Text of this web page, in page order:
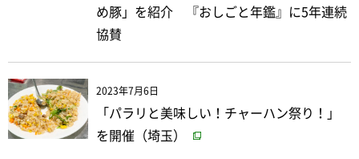
め豚」を紹介 『おしごと年鑑』に5年連続
協賛
2023年7月6日
「パラリと美味しい！チャーハン祭り！」
を開催（埼玉）